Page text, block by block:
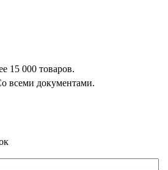
15 000 товаров.
всеми документами.